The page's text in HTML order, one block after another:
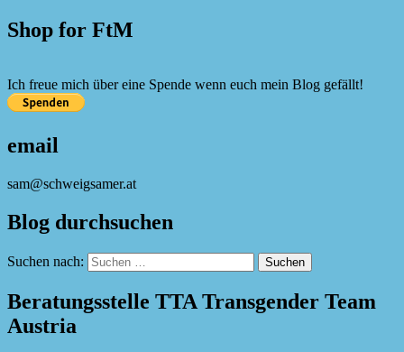
Shop for FtM
Ich freue mich über eine Spende wenn euch mein Blog gefällt!
email
sam@schweigsamer.at
Blog durchsuchen
Suchen nach:
Beratungsstelle TTA Transgender Team
Austria